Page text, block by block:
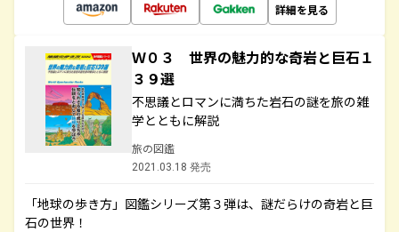
詳細を見る
Ｗ０３ 世界の魅力的な奇岩と巨石１
３９選
不思議とロマンに満ちた岩石の謎を旅の雑
学とともに解説
旅の図鑑
2021.03.18 発売
「地球の歩き方」図鑑シリーズ第３弾は、謎だらけの奇岩と巨
石の世界！